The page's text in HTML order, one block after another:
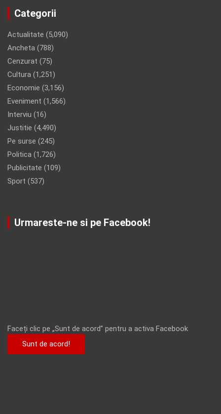
Categorii
Actualitate (5,090)
Ancheta (788)
Cenzurat (75)
Cultura (1,251)
Economie (3,156)
Eveniment (1,566)
Interviu (16)
Justitie (4,490)
Pe surse (245)
Politica (1,726)
Publicitate (109)
Sport (537)
Urmareste-ne si pe Facebook!
Faceți clic pe „Sunt de acord” pentru a activa Facebook
Sunt de acord!